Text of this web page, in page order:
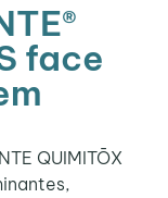
face
QUIMITŌX